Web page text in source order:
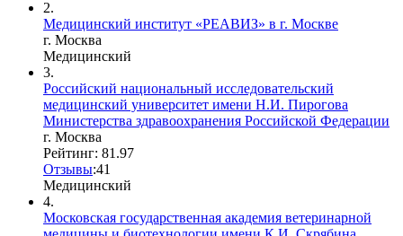
2.
Медицинский институт «РЕАВИЗ» в г. Москве
г. Москва
Медицинский
3.
Российский национальный исследовательский
медицинский университет имени Н.И. Пирогова
Министерства здравоохранения Российской Федерации
г. Москва
Рейтинг: 81.97
Отзывы:41
Медицинский
4.
Московская государственная академия ветеринарной